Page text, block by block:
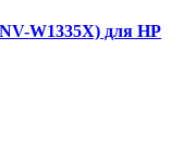
W1335X) для HP